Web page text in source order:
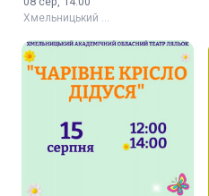
Хмельницький …